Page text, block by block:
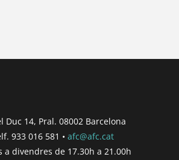
Participar
Duc 14, Pral. 08002 Barcelona
933 016 581 •afc@afc.cat
a divendres de 17.30h a 21.00h